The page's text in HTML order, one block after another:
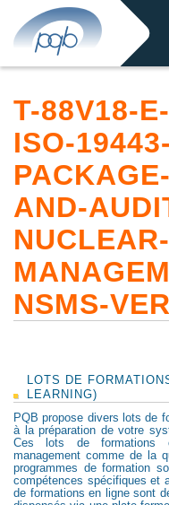
T-88V18-
ISO-
AND-
NSMS-
LOTS DE
LEARNING)
PQB propose divers lots de
à la préparation de votre
Ces lots de formations
management comme de la
programmes de formation
compétences spécifiques et
de formations en ligne sont